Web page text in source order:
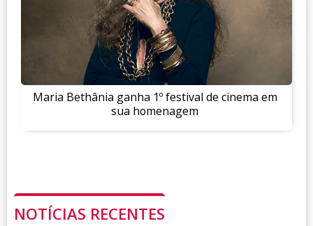
Maria Bethânia ganha 1º festival de cinema em
sua homenagem
NOTÍCIAS RECENTES